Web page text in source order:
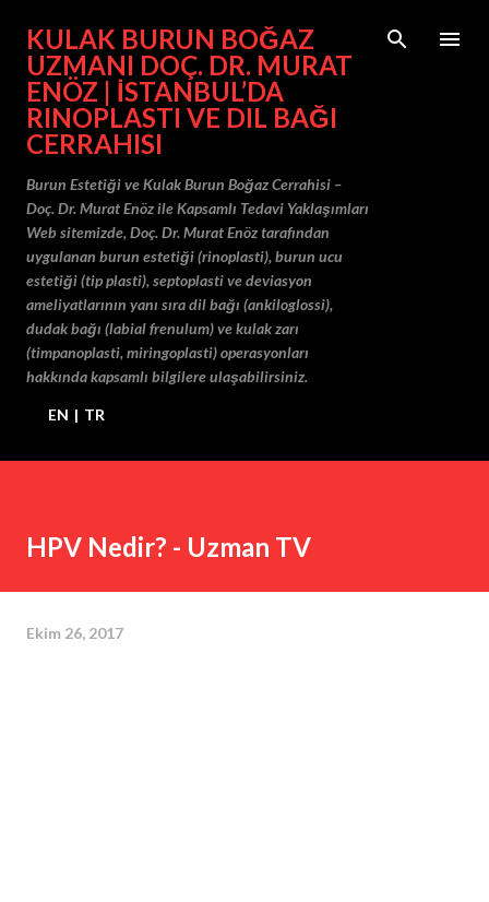
Ana içeriğe atla
KULAK BURUN BOĞAZ
UZMANI DOÇ. DR. MURAT
ENÖZ | İSTANBUL’DA
RINOPLASTI VE DIL BAĞI
CERRAHISI
Burun Estetiği ve Kulak Burun Boğaz Cerrahisi –
Doç. Dr. Murat Enöz ile Kapsamlı Tedavi Yaklaşımları
Web sitemizde, Doç. Dr. Murat Enöz tarafından
uygulanan burun estetiği (rinoplasti), burun ucu
estetiği (tip plasti), septoplasti ve deviasyon
ameliyatlarının yanı sıra dil bağı (ankiloglossi),
dudak bağı (labial frenulum) ve kulak zarı
(timpanoplasti, miringoplasti) operasyonları
hakkında kapsamlı bilgilere ulaşabilirsiniz.
EN | TR
HPV Nedir? - Uzman TV
Ekim 26, 2017